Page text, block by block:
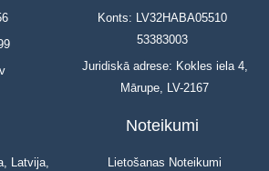
Konts: LV32HABA05510
53383003
Juridiskā adrese: Kokles iela 4,
Mārupe, LV-2167
Latvija,
Noteikumi
Lietošanas Noteikumi